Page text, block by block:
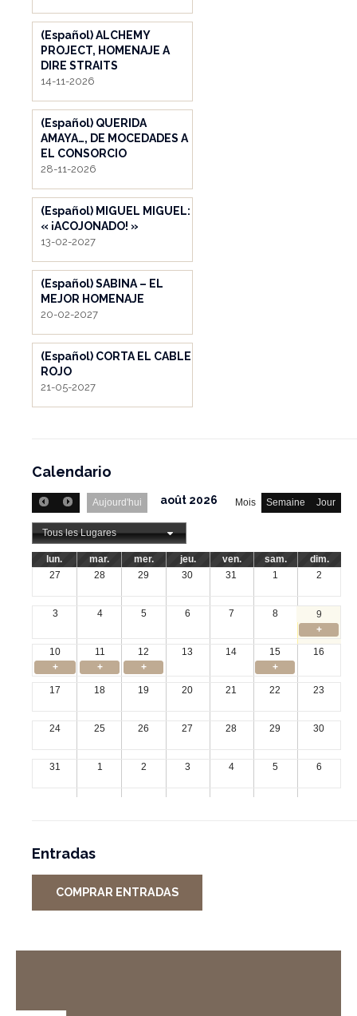
(Español) ALCHEMY
PROJECT, HOMENAJE A
DIRE STRAITS
14-11-2026
(Español) QUERIDA
AMAYA…, DE MOCEDADES A
EL CONSORCIO
28-11-2026
(Español) MIGUEL MIGUEL:
« ¡ACOJONADO! »
13-02-2027
(Español) SABINA – EL
MEJOR HOMENAJE
20-02-2027
(Español) CORTA EL CABLE
ROJO
21-05-2027
Calendario
Aujourd'hui Mois Semaine Jour
août 2026
Tous les Lugares
lun. mar. mer. jeu. ven. sam.
dim.
27
28 29 30 31 1 2
3 4 5 6 7 8
9
+
10
11 12 13 14 15
16
+
+ + +
17 18 19 20 21 22 23
24 25 26 27 28 29 30
31 1 2 3 4 5 6
Entradas
COMPRAR ENTRADAS